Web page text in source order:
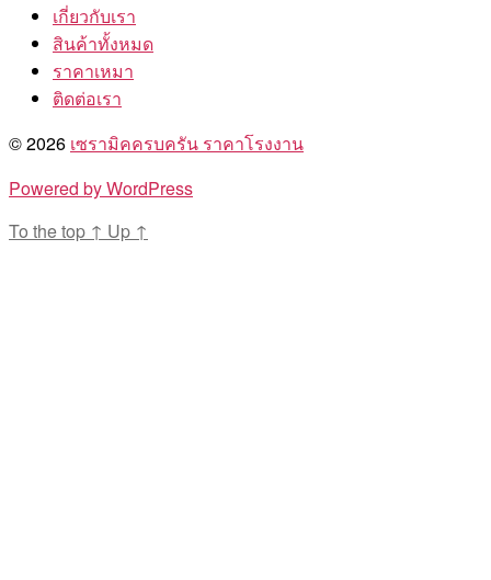
เกี่ยวกับเรา
สินค้าทั้งหมด
ราคาเหมา
ติดต่อเรา
© 2026 เซรามิคครบครัน ราคาโรงงาน
Powered by WordPress
To the top ↑ Up ↑